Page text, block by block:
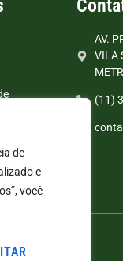
de
e
você
AV.
VILA
(11)